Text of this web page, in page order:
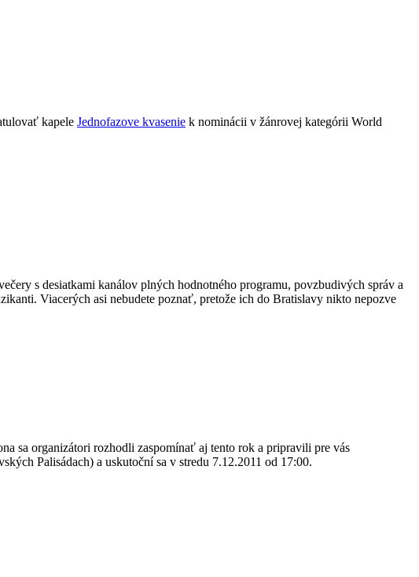
kapele Jednofazove kvasenie k nominácii v žánrovej kategórii World
s desiatkami kanálov plných hodnotného programu, povzbudivých správ a
Viacerých asi nebudete poznať, pretože ich do Bratislavy nikto nepozve
sa organizátori rozhodli zaspomínať aj tento rok a pripravili pre vás
Palisádach) a uskutoční sa v stredu 7.12.2011 od 17:00.